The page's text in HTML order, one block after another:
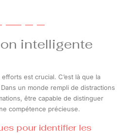
intelligente
est crucial. C’est là que la
un monde rempli de distractions
être capable de distinguer
compétence précieuse.
pour identifier les